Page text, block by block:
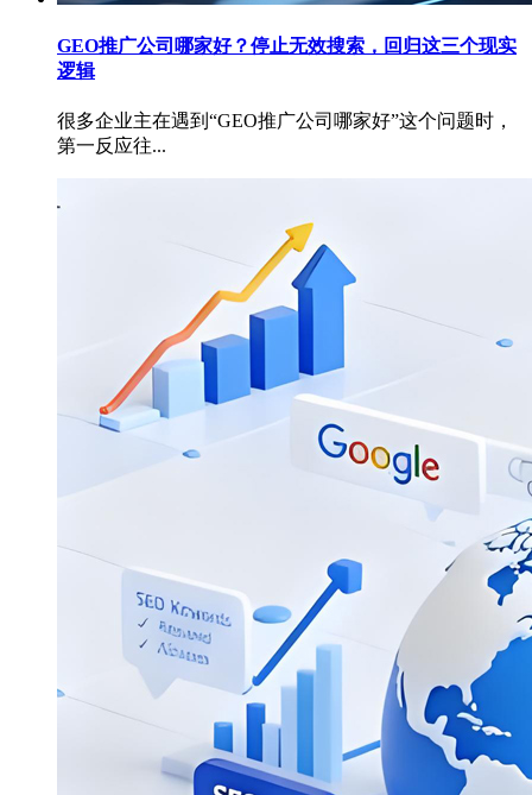
GEO推广公司哪家好？停止无效搜索，回归这三个现实
逻辑
很多企业主在遇到“GEO推广公司哪家好”这个问题时，
第一反应往...